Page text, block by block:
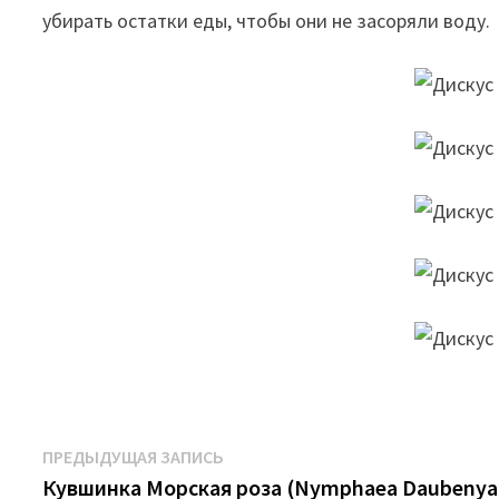
убирать остатки еды, чтобы они не засоряли воду.
Навигация
ПРЕДЫДУЩАЯ ЗАПИСЬ
запись:
Кувшинка Морская роза (Nymphaea